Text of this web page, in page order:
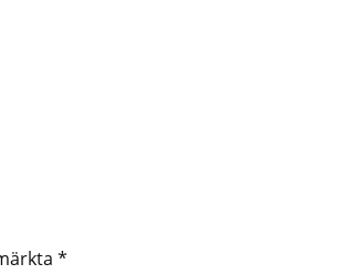
*